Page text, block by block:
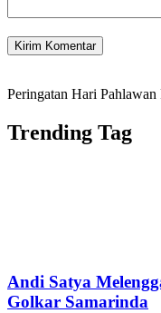
Peringatan Hari
Trending Tag
Andi Satya
Golkar Samarinda